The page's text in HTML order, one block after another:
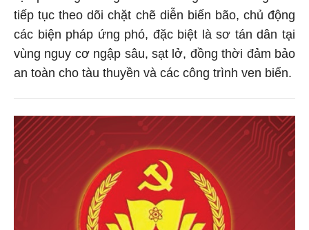
tiếp tục theo dõi chặt chẽ diễn biến bão, chủ động
các biện pháp ứng phó, đặc biệt là sơ tán dân tại
vùng nguy cơ ngập sâu, sạt lở, đồng thời đảm bảo
an toàn cho tàu thuyền và các công trình ven biển.